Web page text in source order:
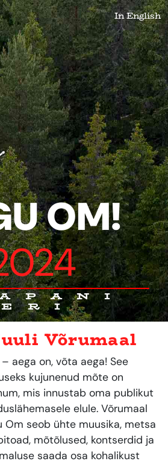
In English
OM!
ERI
Võrumaal
aega on, võta aega! See
kujunenud mõte on
mis innustab oma publikut
elule. Võrumaal
seob ühte muusika, metsa
mõtõlused, kontserdid ja
saada osa kohalikust